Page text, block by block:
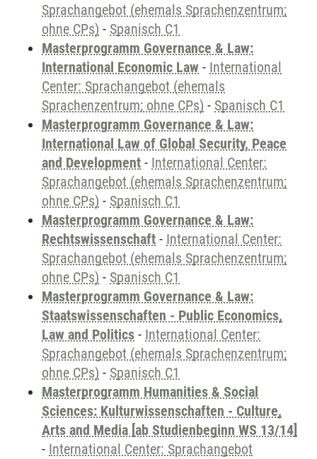
Sprachangebot (ehemals Sprachenzentrum;
ohne CPs) - Spanisch C1
Masterprogramm Governance & Law:
International Economic Law - International
Center: Sprachangebot (ehemals
Sprachenzentrum; ohne CPs) - Spanisch C1
Masterprogramm Governance & Law:
International Law of Global Security, Peace
and Development - International Center:
Sprachangebot (ehemals Sprachenzentrum;
ohne CPs) - Spanisch C1
Masterprogramm Governance & Law:
Rechtswissenschaft - International Center:
Sprachangebot (ehemals Sprachenzentrum;
ohne CPs) - Spanisch C1
Masterprogramm Governance & Law:
Staatswissenschaften - Public Economics,
Law and Politics - International Center:
Sprachangebot (ehemals Sprachenzentrum;
ohne CPs) - Spanisch C1
Masterprogramm Humanities & Social
Sciences: Kulturwissenschaften - Culture,
Arts and Media [ab Studienbeginn WS 13/14]
- International Center: Sprachangebot